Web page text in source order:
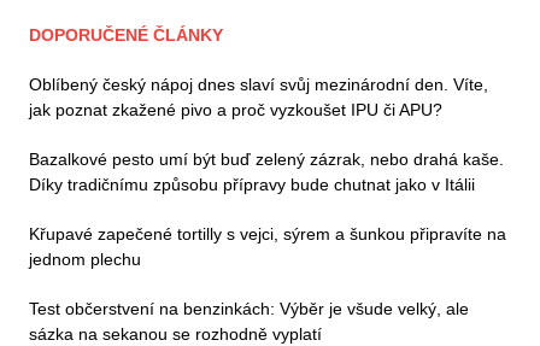
DOPORUČENÉ ČLÁNKY
Oblíbený český nápoj dnes slaví svůj mezinárodní den. Víte,
jak poznat zkažené pivo a proč vyzkoušet IPU či APU?
Bazalkové pesto umí být buď zelený zázrak, nebo drahá kaše.
Díky tradičnímu způsobu přípravy bude chutnat jako v Itálii
Křupavé zapečené tortilly s vejci, sýrem a šunkou připravíte na
jednom plechu
Test občerstvení na benzinkách: Výběr je všude velký, ale
sázka na sekanou se rozhodně vyplatí